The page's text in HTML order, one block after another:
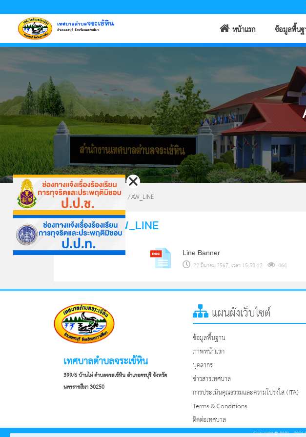
หน้าแรก ข้อมูลพื้น
หน้าหลัก
ข้อมูลพื้นฐาน
บุคลากร
ข่าวสารเทศบาล
การประเมินคุณธรรมและความโปร่งใส
(ITA)
ติดต่อเทศบาล
หน้าหลัก Website Assets AW_LINE
หมวดหมู่ : AW_LINE
Line Banner
22 มีนาคม 2567, เวลา 15:58:12 464
เทศบาลตำบลจระเข้หิน
399/6 บ้านไผ่ ตำบลจระเข้หิน อำเภอครบุรี จังหวัด
นครราชสีมา 30250
แผนผังเว็บไซต์
ข้อมูลพื้นฐาน
ภาพหน้าแรก
บุคลากร
ข่าวสารเทศบาล
การประเมินคุณธรรมและความโปร่งใส (ITA)
Terms & Conditions
ติดต่อเทศบาล
Copyright © 2021 -